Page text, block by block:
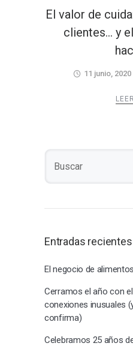
El valor de
clientes… y
11 junio, 2020
Entradas recientes
El negocio de
Cerramos el año con
conexiones inusuales
confirma)
Celebramos 25 años